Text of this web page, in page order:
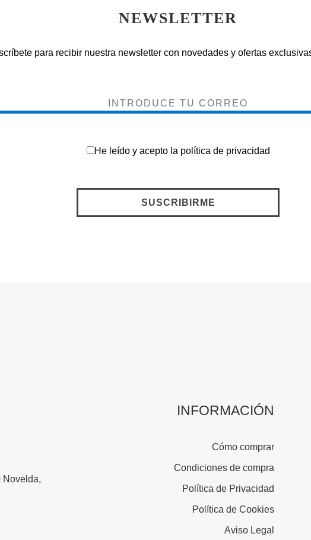
NEWSLETTER
para recibir nuestra newsletter con novedades y ofertas
He leído y acepto la política de privacidad
Novelda,
INFORMACIÓN
Cómo comprar
Condiciones de compra
Política de Privacidad
Política de Cookies
Aviso Legal